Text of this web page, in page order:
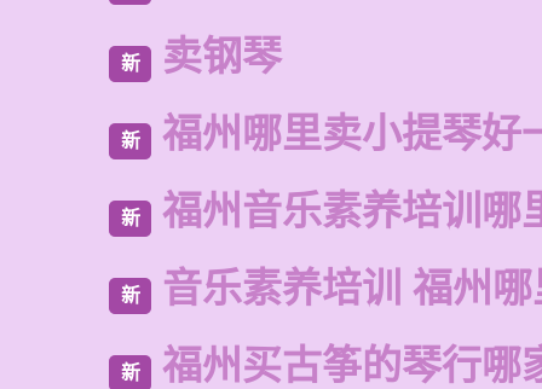
新 卖钢琴
新 福州哪里卖小提琴好
新 福州音乐素养培训哪
新 音乐素养培训 福州
新 福州买古筝的琴行哪